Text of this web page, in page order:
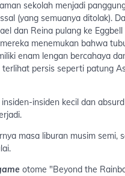
sekolah menjadi
(yang semuanya ditolak).
dan Reina pulang ke
menemukan bahwa
enam lengan bercahaya
persis seperti patung
insiden kecil dan
masa liburan musim semi,
otome "Beyond the